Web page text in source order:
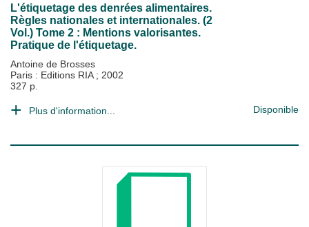
L'étiquetage des denrées alimentaires.
Règles nationales et internationales. (2
Vol.) Tome 2 : Mentions valorisantes.
Pratique de l'étiquetage.
Antoine de Brosses
Paris : Editions RIA ; 2002
327 p.
Plus d'information... Disponible